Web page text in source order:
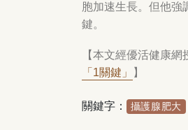
胞加速生長。但他強
鍵。
【本文經優活健康
「 1關鍵」 】
關鍵字： 攝護腺肥大